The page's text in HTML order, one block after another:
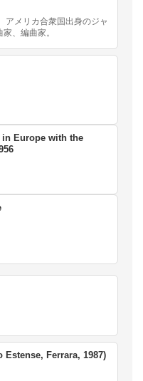
アメリカ合衆国出身のジャ
、編曲家。
in Europe with the
Estense, Ferrara, 1987)